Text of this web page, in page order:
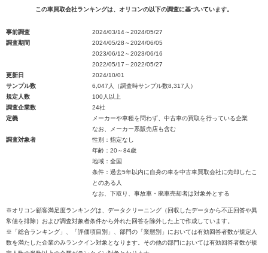
この車買取会社ランキングは、オリコンの以下の調査に基づいています。
事前調査
2024/03/14～2024/05/27
調査期間
2024/05/28～2024/06/05
2023/06/12～2023/06/16
2022/05/17～2022/05/27
更新日
2024/10/01
サンプル数
6,047人（調査時サンプル数8,317人）
規定人数
100人以上
調査企業数
24社
定義
メーカーや車種を問わず、中古車の買取を行っている企業
なお、メーカー系販売店も含む
調査対象者
性別：指定なし
年齢：20～84歳
地域：全国
条件：過去5年以内に自身の車を中古車買取会社に売却したこ
とのある人
なお、下取り、事故車・廃車売却者は対象外とする
※オリコン顧客満足度ランキングは、データクリーニング（回収したデータから不正回答や異
常値を排除）および調査対象者条件から外れた回答を除外した上で作成しています。
※「総合ランキング」、「評価項目別」、部門の「業態別」においては有効回答者数が規定人
数を満たした企業のみランクイン対象となります。その他の部門においては有効回答者数が規